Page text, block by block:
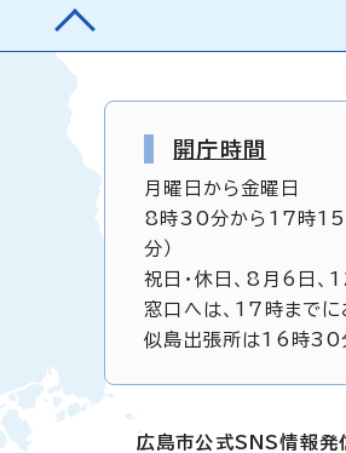
開庁時間
月曜日から金曜日
8時30分から17時15
分）
祝日・休日、8月6日
窓口へは、17時までに
似島出張所は16時30
広島市公式SNS情報発